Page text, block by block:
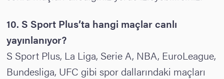
10. S Sport Plus’ta hangi maçlar canlı
yayınlanıyor?
S Sport Plus, La Liga, Serie A, NBA, EuroLeague,
Bundesliga, UFC gibi spor dallarındaki maçları